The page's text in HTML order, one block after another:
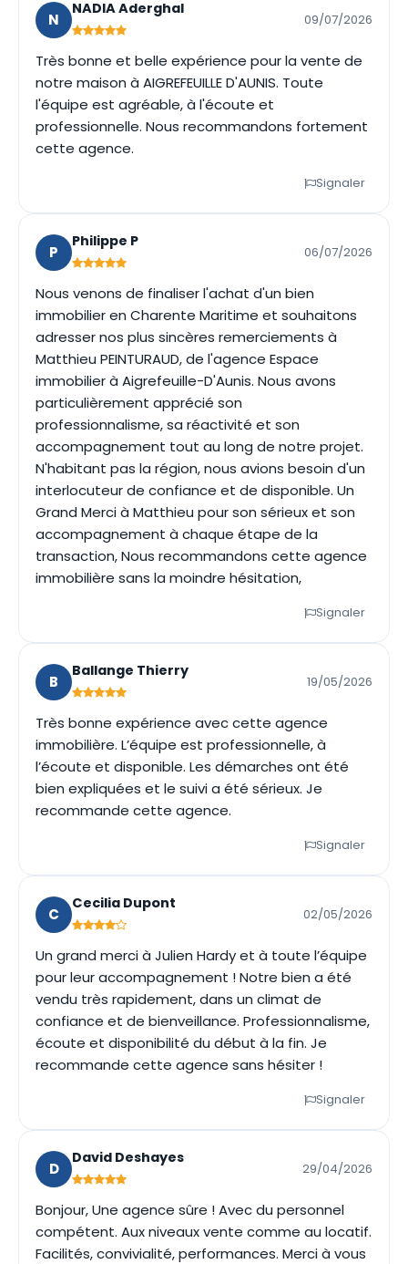
N
NADIA Aderghal
09/07/2026
Très bonne et belle expérience pour la vente de
notre maison à AIGREFEUILLE D'AUNIS. Toute
l'équipe est agréable, à l'écoute et
professionnelle. Nous recommandons fortement
cette agence.
Signaler
P
Philippe P
06/07/2026
Nous venons de finaliser l'achat d'un bien
immobilier en Charente Maritime et souhaitons
adresser nos plus sincères remerciements à
Matthieu PEINTURAUD, de l'agence Espace
immobilier à Aigrefeuille-D'Aunis. Nous avons
particulièrement apprécié son
professionnalisme, sa réactivité et son
accompagnement tout au long de notre projet.
N'habitant pas la région, nous avions besoin d'un
interlocuteur de confiance et de disponible. Un
Grand Merci à Matthieu pour son sérieux et son
accompagnement à chaque étape de la
transaction, Nous recommandons cette agence
immobilière sans la moindre hésitation,
Signaler
B
Ballange Thierry
19/05/2026
Très bonne expérience avec cette agence
immobilière. L’équipe est professionnelle, à
l’écoute et disponible. Les démarches ont été
bien expliquées et le suivi a été sérieux. Je
recommande cette agence.
Signaler
C
Cecilia Dupont
02/05/2026
Un grand merci à Julien Hardy et à toute l’équipe
pour leur accompagnement ! Notre bien a été
vendu très rapidement, dans un climat de
confiance et de bienveillance. Professionnalisme,
écoute et disponibilité du début à la fin. Je
recommande cette agence sans hésiter !
Signaler
D
David Deshayes
29/04/2026
Bonjour, Une agence sûre ! Avec du personnel
compétent. Aux niveaux vente comme au locatif.
Facilités, convivialité, performances. Merci à vous